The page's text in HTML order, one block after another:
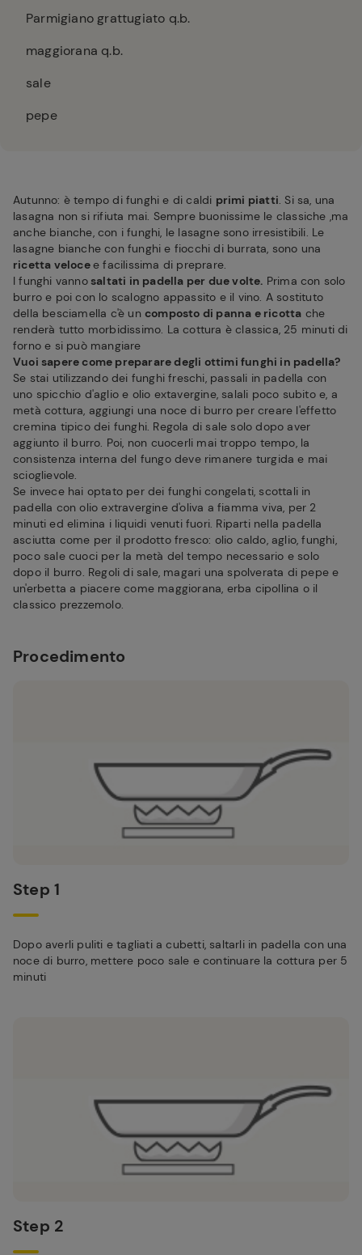
Parmigiano grattugiato q.b.
maggiorana q.b.
sale
pepe
Autunno: è tempo di funghi e di caldi primi piatti. Si sa, una
lasagna non si rifiuta mai. Sempre buonissime le classiche ,ma
anche bianche, con i funghi, le lasagne sono irresistibili. Le
lasagne bianche con funghi e fiocchi di burrata, sono una
ricetta velocee facilissima di preprare.
I funghi vannosaltati in padella per due volte. Prima con solo
burro e poi con lo scalogno appassito e il vino. A sostituto
della besciamella c'è un composto di panna e ricotta che
renderà tutto morbidissimo. La cottura è classica, 25 minuti di
forno e si può mangiare
Vuoi sapere come preparare degli ottimi funghi in padella?
Se stai utilizzando dei funghi freschi, passali in padella con
uno spicchio d'aglio e olio extavergine, salali poco subito e, a
metà cottura, aggiungi una noce di burro per creare l'effetto
cremina tipico dei funghi. Regola di sale solo dopo aver
aggiunto il burro. Poi, non cuocerli mai troppo tempo, la
consistenza interna del fungo deve rimanere turgida e mai
scioglievole.
Se invece hai optato per dei funghi congelati, scottali in
padella con olio extravergine d'oliva a fiamma viva, per 2
minuti ed elimina i liquidi venuti fuori. Riparti nella padella
asciutta come per il prodotto fresco: olio caldo, aglio, funghi,
poco sale cuoci per la metà del tempo necessario e solo
dopo il burro. Regoli di sale, magari una spolverata di pepe e
un'erbetta a piacere come maggiorana, erba cipollina o il
classico prezzemolo.
Procedimento
Step 1
Dopo averli puliti e tagliati a cubetti, saltarli in padella con una
noce di burro, mettere poco sale e continuare la cottura per 5
minuti
Step 2